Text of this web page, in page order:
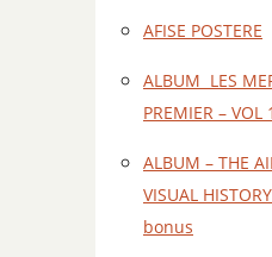
AFISE POSTERE
ALBUM LES
PREMIER –
ALBUM – THE
VISUAL
bonus